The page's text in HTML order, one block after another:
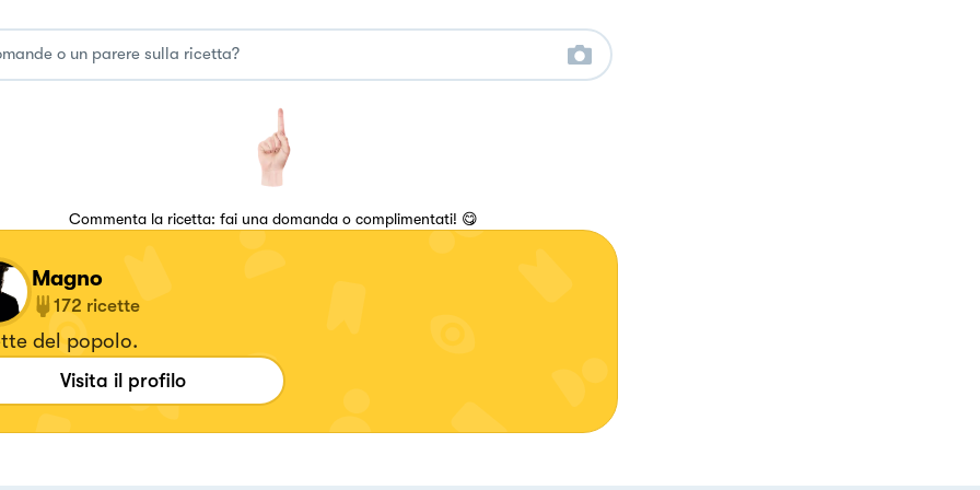
Commenta la ricetta: fai una domanda o complimentati! 😋
Magno
172 ricette
del popolo.
Visita il profilo